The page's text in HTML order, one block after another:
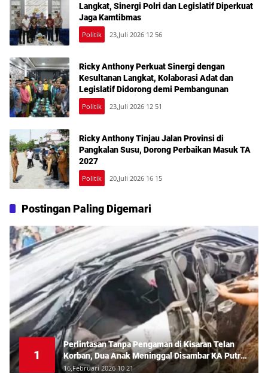
Langkat, Sinergi Polri dan Legislatif Diperkuat
Jaga Kamtibmas
Politik 23,Juli 2026 12 56
Ricky Anthony Perkuat Sinergi dengan
Kesultanan Langkat, Kolaborasi Adat dan
Legislatif Didorong demi Pembangunan
Politik 23,Juli 2026 12 51
Ricky Anthony Tinjau Jalan Provinsi di
Pangkalan Susu, Dorong Perbaikan Masuk TA
2027
Politik 20,Juli 2026 16 15
Postingan Paling Digemari
1
Perlintasan Tanpa Pengaman di Kisaran Telan
Korban, Dua Anak Meninggal Disambar KA Putri
Deli
16,Februari 2026 10 21